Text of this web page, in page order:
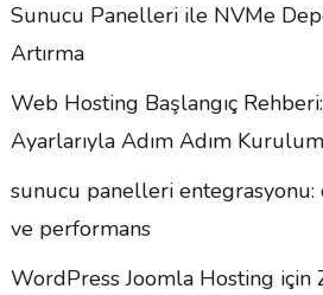
Sunucu Panelleri ile NVMe
Artırma
Web Hosting Başlangıç
Ayarlarıyla Adım Adım Kurulum
sunucu panelleri
ve performans
WordPress Joomla Hosting için